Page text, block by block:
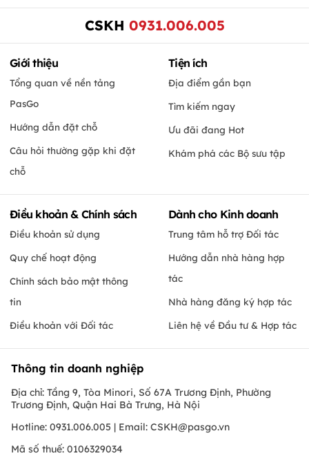
CSKH 0931.006.005
Giới thiệu
Tổng quan về nền tảng
PasGo
Hướng dẫn đặt chỗ
Câu hỏi thường gặp khi đặt
chỗ
Tiện ích
Địa điểm gần bạn
Tìm kiếm ngay
Ưu đãi đang Hot
Khám phá các Bộ sưu tập
Điều khoản & Chính sách
Điều khoản sử dụng
Quy chế hoạt động
Chính sách bảo mật thông
tin
Điều khoản với Đối tác
Dành cho Kinh doanh
Trung tâm hỗ trợ Đối tác
Hướng dẫn nhà hàng hợp
tác
Nhà hàng đăng ký hợp tác
Liên hệ về Đầu tư & Hợp tác
Thông tin doanh nghiệp
Địa chỉ: Tầng 9, Tòa Minori, Số 67A Trương Định, Phường
Trương Định, Quận Hai Bà Trưng, Hà Nội
Hotline: 0931.006.005 | Email: CSKH@pasgo.vn
Mã số thuế: 0106329034